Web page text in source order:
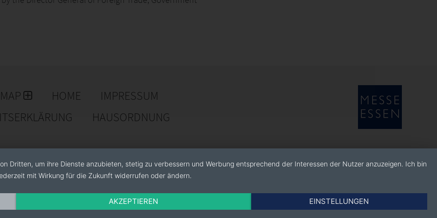
by ensuring quality, customer satisfaction, and
are trust, transparency, and innovation.
HOME
IMPRESSUM
HAUSORDNUNG
Dritten, um ihre Dienste anzubieten, stetig zu verbessern und Werbung entsprechend der Interessen der Nutzer anzuzeigen. Ich bin
mit Wirkung für die Zukunft widerrufen oder ändern.
AKZEPTIEREN EINSTELLUNGEN